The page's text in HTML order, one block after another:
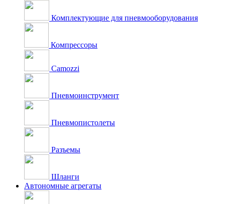
Комплектующие для пневмооборудования
Компрессоры
Camozzi
Пневмоинструмент
Пневмопистолеты
Разъемы
Шланги
Автономные агрегаты